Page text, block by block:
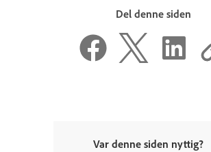
Del denne siden
Var denne siden nyttig?